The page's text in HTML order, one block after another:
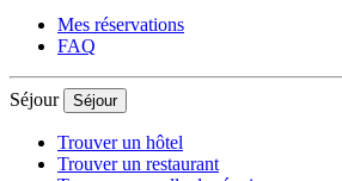
Mes réservations
FAQ
Séjour Séjour
Trouver un hôtel
Trouver un restaurant